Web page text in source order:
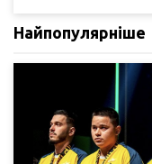
Найпопулярніше